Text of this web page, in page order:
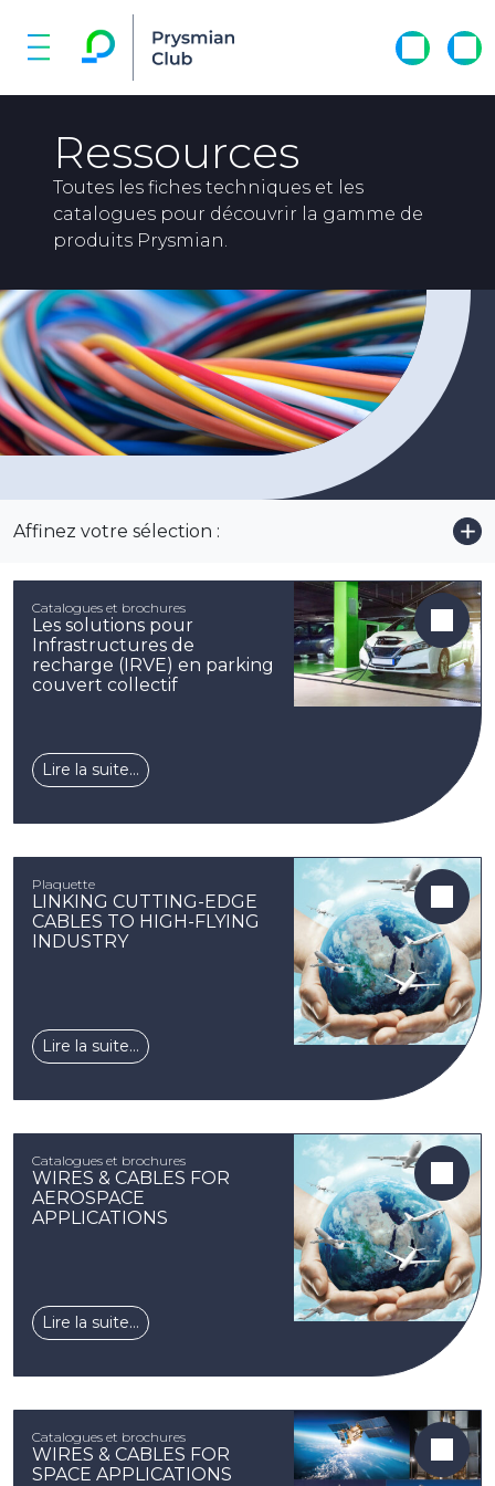
Ressources
Toutes les fiches techniques et les
catalogues pour découvrir la gamme de
produits Prysmian.
Affinez votre sélection :
Catalogues et brochures
Les solutions pour
Infrastructures de
recharge (IRVE) en parking
couvert collectif
Lire la suite…
Plaquette
LINKING CUTTING-EDGE
CABLES TO HIGH-FLYING
INDUSTRY
Lire la suite…
Catalogues et brochures
WIRES & CABLES FOR
AEROSPACE
APPLICATIONS
Lire la suite…
Catalogues et brochures
WIRES & CABLES FOR
SPACE APPLICATIONS